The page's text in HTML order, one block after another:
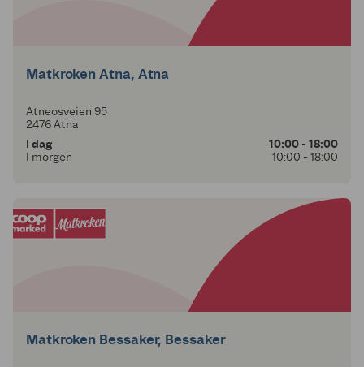
Matkroken Atna, Atna
Atneosveien 95
2476 Atna
I dag
10:00 - 18:00
I morgen
10:00 - 18:00
Matkroken Bessaker, Bessaker